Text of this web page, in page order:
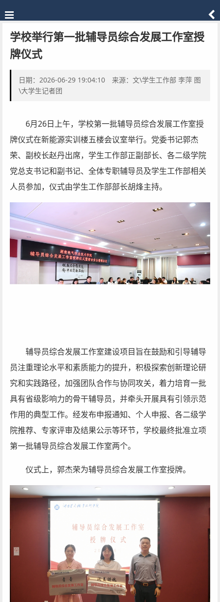
学校举行第一批辅导员综合发展工作室授
牌仪式
日期：2026-06-29 19:04:10 来源：文\学生工作部 李萍 图
\大学生记者团
6月26日上午，学校第一批辅导员综合发展工作室授
牌仪式在新能源实训楼五楼会议室举行。党委书记郭杰
荣、副校长赵丹出席，学生工作部正副部长、各二级学院
党总支书记和副书记、全体专职辅导员及学生工作部相关
人员参加，仪式由学生工作部部长胡烽主持。
辅导员综合发展工作室建设项目旨在鼓励和引导辅导
员注重理论水平和素质能力的提升，积极探索创新理论研
究和实践路径，加强团队合作与协同攻关，着力培育一批
具有省级影响力的骨干辅导员，并牵头开展具有引领示范
作用的典型工作。经发布申报通知、个人申报、各二级学
院推荐、专家评审及结果公示等环节，学校最终批准立项
第一批辅导员综合发展工作室两个。
仪式上，郭杰荣为辅导员综合发展工作室授牌。